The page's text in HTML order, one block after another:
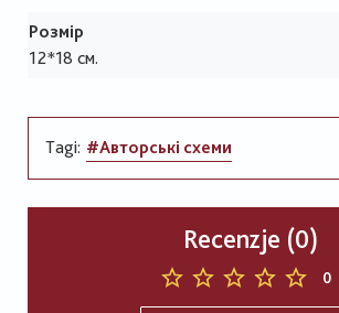
Розмір
12*18 см.
Tagi: #Авторські схеми
Recenzje (0)
0